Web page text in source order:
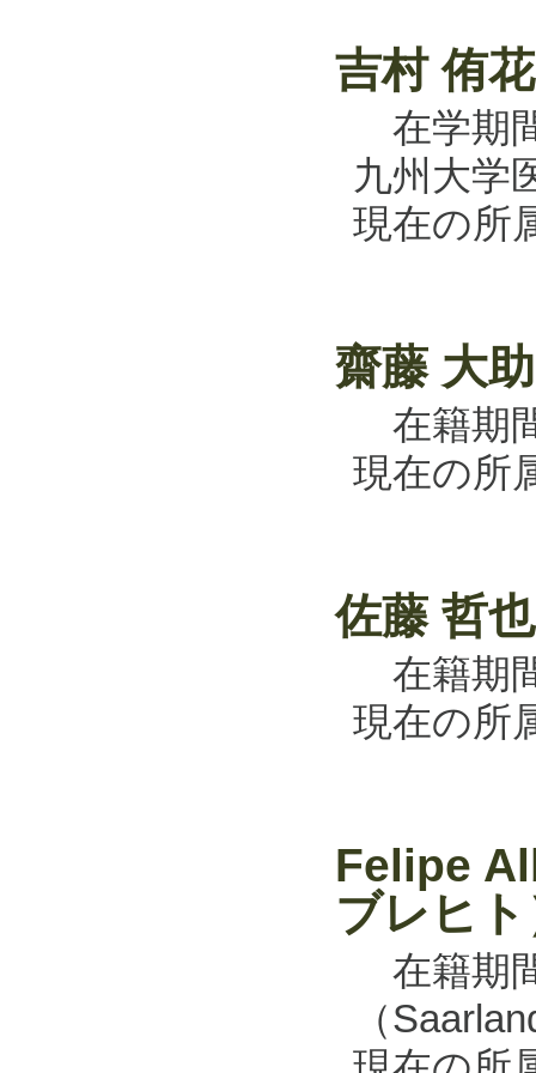
吉村 侑
在学期
九州大学
現在の所
齋藤 大
在籍期
現在の所
佐藤 哲
在籍期
現在の所
Felipe
ブレヒ
在籍期
（